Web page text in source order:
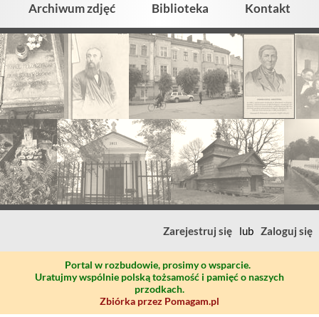
Archiwum zdjęć
Biblioteka Kontakt
Zarejestruj się lub Zaloguj się
Portal w rozbudowie, prosimy o wsparcie.
Uratujmy wspólnie polską tożsamość i pamięć o naszych
przodkach.
Zbiórka przez Pomagam.pl